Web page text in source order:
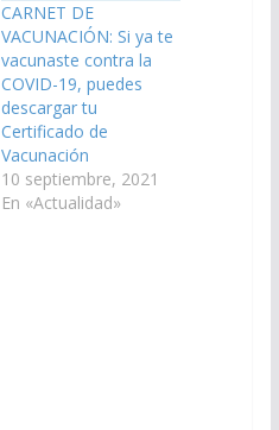
CARNET DE
VACUNACIÓN: Si ya te
vacunaste contra la
COVID-19, puedes
descargar tu
Certificado de
Vacunación
10 septiembre, 2021
En «Actualidad»